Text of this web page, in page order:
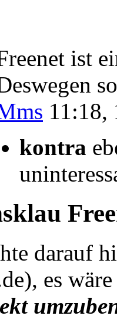
ist
11:18,
kontra
darauf
es